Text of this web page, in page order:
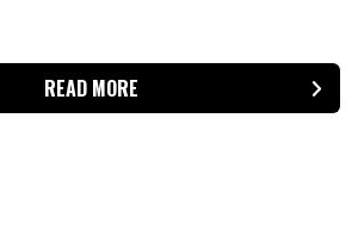
READ MORE